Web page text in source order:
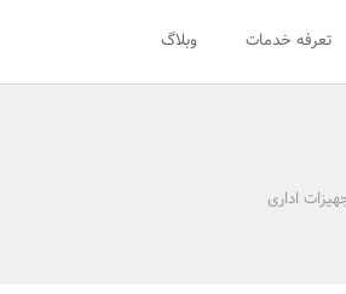
تعرفه خدمات وبلاگ
اداری